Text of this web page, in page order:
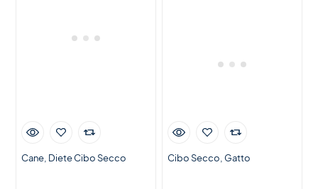
Cane Diete Cibo Secco Cibo Secco Gatto